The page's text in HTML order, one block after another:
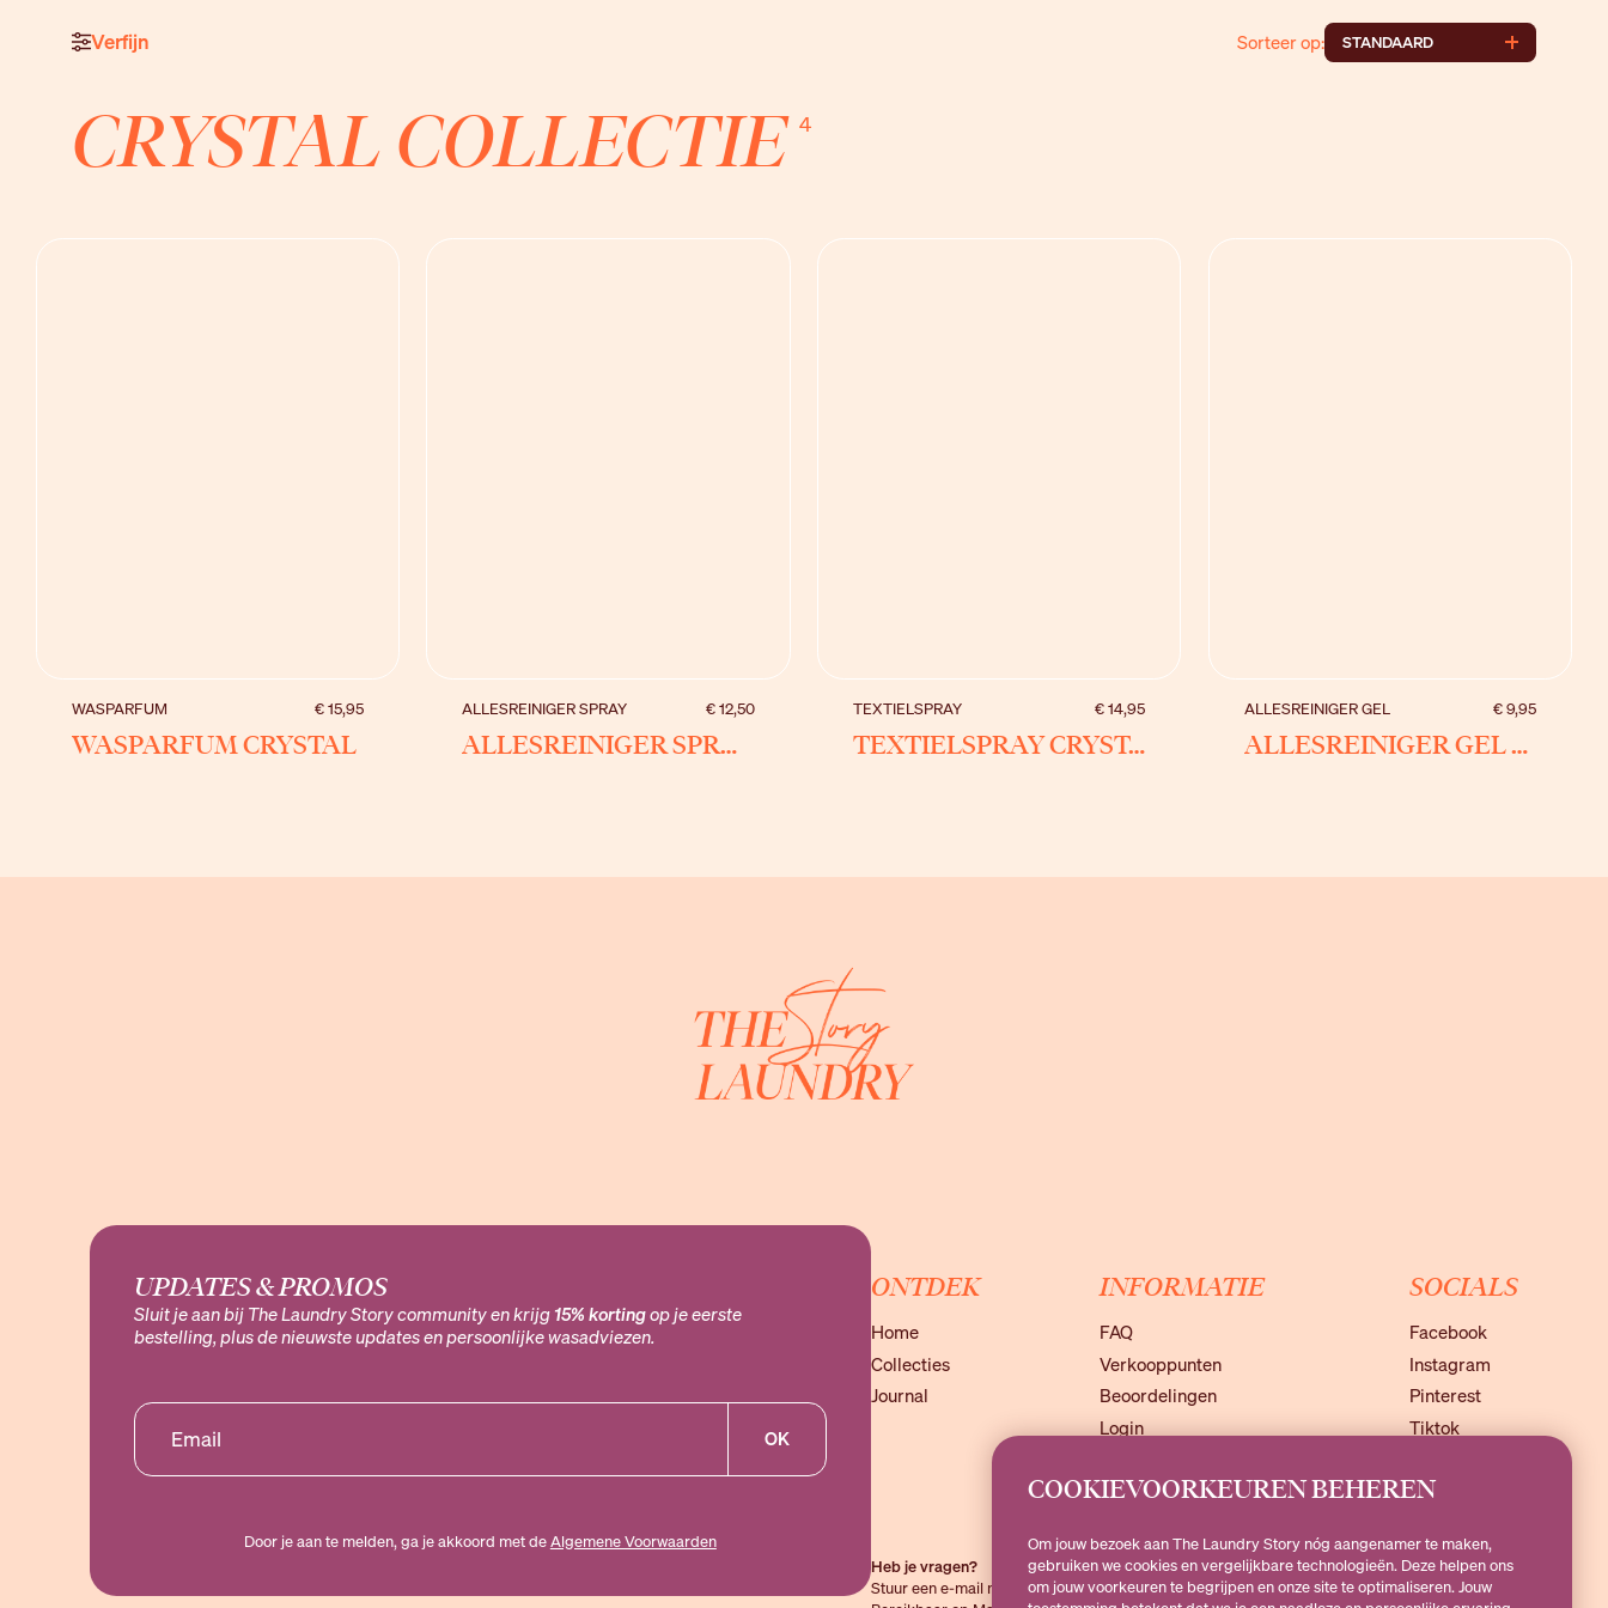
Verfijn Sorteer op: STANDAARD
CRYSTAL COLLECTIE 4
BEKIJK
WASPARFUM
€ 15,95
WASPARFUM CRYSTAL
BEKIJK
ALLESREINIGER SPRAY
€ 12,50
ALLESREINIGER SPRAY CRYSTAL
BEKIJK
TEXTIELSPRAY
€ 14,95
TEXTIELSPRAY CRYSTAL
BEKIJK
ALLESREINIGER GEL
€ 9,95
ALLESREINIGER GEL CRYSTAL
UPDATES & PROMOS
Sluit je aan bij The Laundry Story community en krijg 15% kortingop je eerste
bestelling, plus de nieuwste updates en persoonlijke wasadviezen.
OK
Door je aan te melden, ga je akkoord met deAlgemene Voorwaarden
ONTDEK
Home
Collecties
Journal
INFORMATIE
FAQ
Verkooppunten
Beoordelingen
Login
Privacy Policy
SOCIALS
Facebook
Instagram
Pinterest
Tiktok
Heb je vragen?
Stuur een e-mail naar
hallo@theLaundryStory.nlof Whatsapp naar+316 19 79 25 10.
COOKIEVOORKEUREN BEHEREN
Om jouw bezoek aan The Laundry Story nóg aangenamer te maken,
gebruiken we cookies en vergelijkbare technologieën. Deze helpen ons
om jouw voorkeuren te begrijpen en onze site te optimaliseren. Jouw